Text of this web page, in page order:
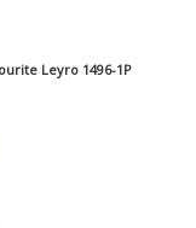
Leyro 1496-1P